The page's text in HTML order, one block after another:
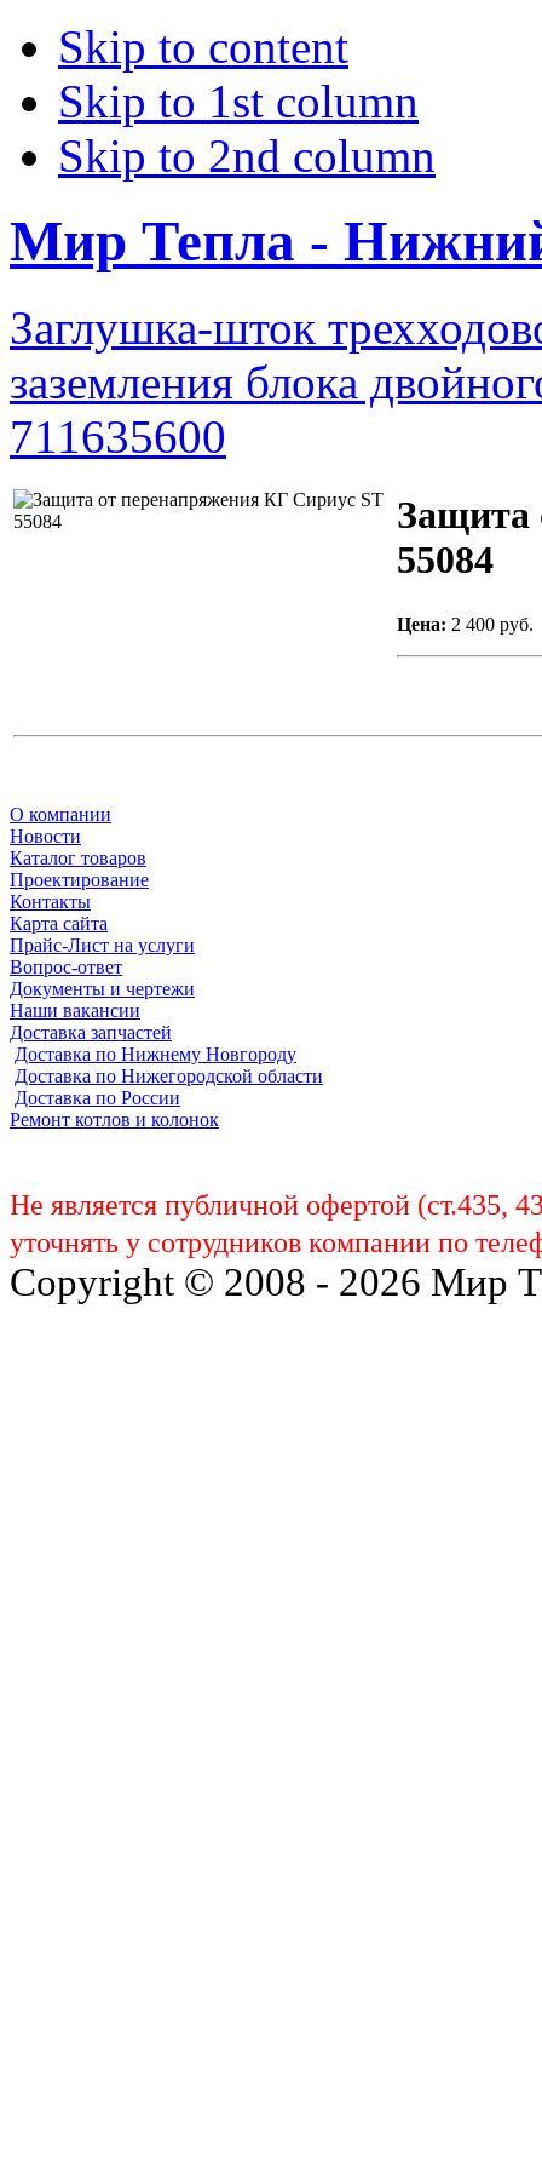
Skip to content
Skip to 1st column
Skip to 2nd column
Мир Тепла -
Заглушка-шток
заземления блока
711635600
Защита
55084
Цена: 2 400 руб.
О компании
Новости
Каталог товаров
Проектирование
Контакты
Карта сайта
Прайс-Лист на услуги
Вопрос-ответ
Документы и чертежи
Наши вакансии
Доставка запчастей
Доставка по Нижнему Новгороду
Доставка по Нижегородской области
Доставка по России
Ремонт котлов и колонок
Не является публичной офертой (ст.435,
уточнять у сотрудников компании по
Copyright © 2008 - 2026 Мир